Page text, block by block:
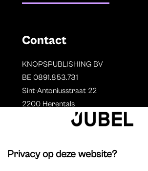
Contact
KNOPSPUBLISHING BV
BE 0891.853.731
Sint-Antoniusstraat 22
2200 Herentals
Auteurs